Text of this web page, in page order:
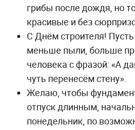
грибы после дождя, но
красивые и без
С Днём строителя!
меньше пыли, больше
человека с фразой: «А
чуть перенесём стену».
Желаю, чтобы
отпуск длинным,
понедельник, по